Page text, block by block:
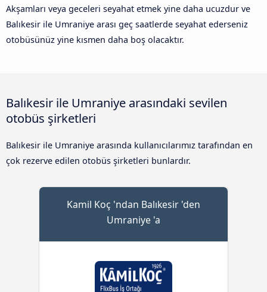
Akşamları veya geceleri seyahat etmek yine daha ucuzdur ve
Balıkesir ile Umraniye arası geç saatlerde seyahat ederseniz
otobüsünüz yine kısmen daha boş olacaktır.
Balıkesir ile Umraniye arasındaki sevilen
otobüs şirketleri
Balıkesir ile Umraniye arasında kullanıcılarımız tarafından en
çok rezerve edilen otobüs şirketleri bunlardır.
Kamil Koç 'ndan Balıkesir 'den
Umraniye 'a